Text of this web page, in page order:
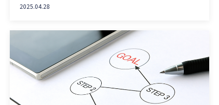
2025.04.28